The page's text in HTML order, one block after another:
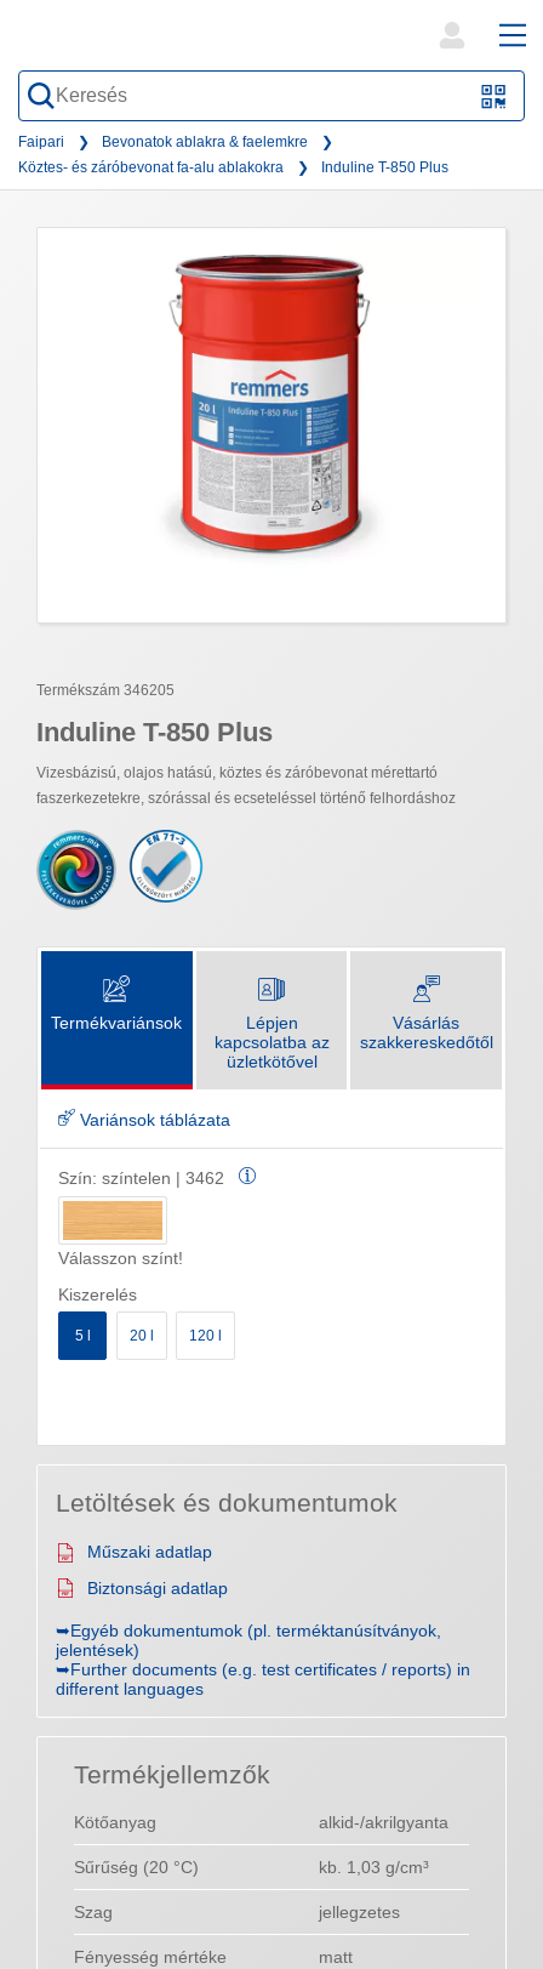
QR-
form
Faipari
Bevonatok ablakra & faelemkre
Köztes- és záróbevonat fa-alu ablakokra
Induline T-850 Plus
Termékszám 346205
Induline T-850 Plus
Vizesbázisú, olajos hatású, köztes és záróbevonat mérettartó
faszerkezetekre, szórással és ecseteléssel történő felhordáshoz
Termékvariánsok
Lépjen
kapcsolatba az
üzletkötővel
Vásárlás
szakkereskedőtől
Variánsok táblázata
Szín: színtelen | 3462
Válasszon színt!
Kiszerelés
5 l 20 l 120 l
Letöltések és dokumentumok
Műszaki adatlap
Biztonsági adatlap
➥Egyéb dokumentumok (pl. terméktanúsítványok,
jelentések)
➥Further documents (e.g. test certificates / reports) in
different languages
Termékjellemzők
Kötőanyag alkid-/akrilgyanta
Sűrűség (20 °C) kb. 1,03 g/cm³
Szag jellegzetes
Fényesség mértéke matt